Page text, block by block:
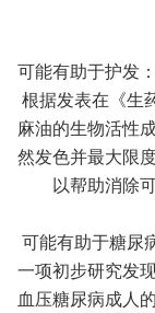
可能有助于护发
根据发表在《生
麻油的生物活性
然发色并最大限
以帮助消除
可能有助于糖尿
一项初步研究发
血压糖尿病成人